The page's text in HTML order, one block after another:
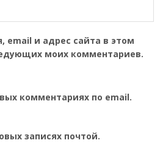
email и адрес сайта в этом
моих комментариев.
комментариях по email.
записях почтой.